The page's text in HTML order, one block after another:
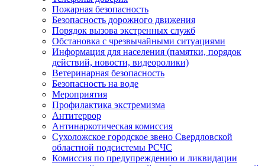
Пожарная безопасность
Безопасность дорожного движения
Порядок вызова экстренных служб
Обстановка с чрезвычайными ситуациями
Информация для населения (памятки, порядок
действий, новости, видеоролики)
Ветеринарная безопасность
Безопасность на воде
Мероприятия
Профилактика экстремизма
Антитеррор
Антинаркотическая комиссия
Сухоложское городское звено Свердловской
областной подсистемы РСЧС
Комиссия по предупреждению и ликвидации